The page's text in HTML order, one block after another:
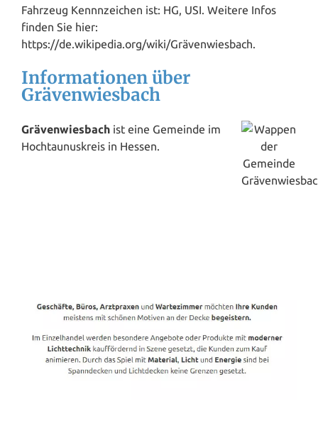
Fahrzeug Kennnzeichen ist: HG, USI. Weitere Infos
finden Sie hier:
https://de.wikipedia.org/wiki/Grävenwiesbach.
Informationen über
Grävenwiesbach
Grävenwiesbach ist eine Gemeinde im
Hochtaunuskreis in Hessen.